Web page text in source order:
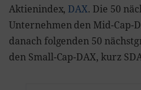
Aktienindex, DAX. Die 50
Unternehmen den Mid-Cap-
danach folgenden 50
den Small-Cap-DAX, kurz